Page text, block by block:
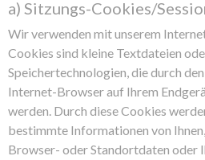
a) Sitzungs-Cookies/
Wir verwenden mit unserem
Cookies sind kleine Textdateien
Speichertechnologien, die durch
Internet-Browser auf Ihrem
werden. Durch diese Cookies
bestimmte Informationen von
Browser- oder Standortdaten oder